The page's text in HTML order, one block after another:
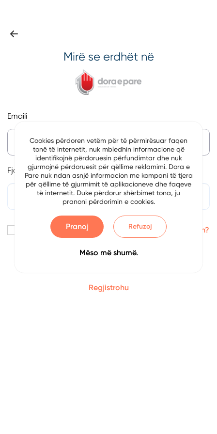
Mirë se erdhët në
Emaili
Fjalëkalim
Me kujto Keni harruar fjalëkalimin?
Regjistrohu
Cookies përdoren vetëm për të përmirësuar faqen
tonë të internetit, nuk mbledhin informacione që
identifikojnë përdoruesin përfundimtar dhe nuk
gjurmojnë përdoruesit për qëllime reklamimi. Dora e
Pare nuk ndan asnjë informacion me kompani të tjera
për qëllime të gjurmimit të aplikacioneve dhe faqeve
të internetit. Duke përdorur shërbimet tona, ju
pranoni përdorimin e cookies.
Pranoj Refuzoj
Mëso më shumë.